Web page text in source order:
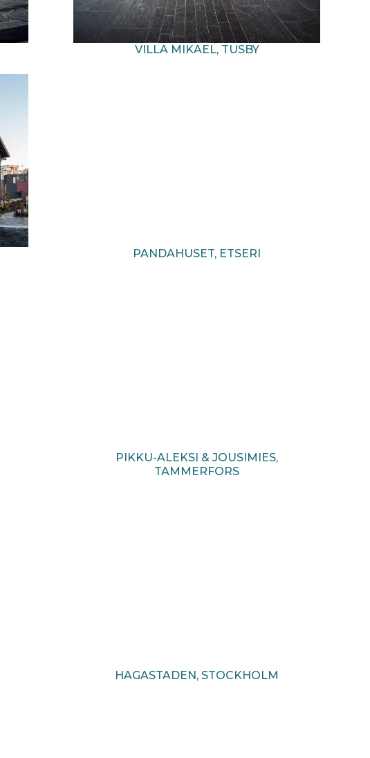
VILLA MIKAEL, TUSBY
PANDA­HUSET, ETSERI
PIKKU-ALEKSI & JOUSIMIES,
TAMMERFORS
HAGASTADEN, STOCKHOLM